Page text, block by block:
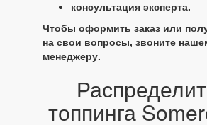
консультация эксперта.
Чтобы оформить заказ или
на свои вопросы, звоните
менеджеру.
топпинга